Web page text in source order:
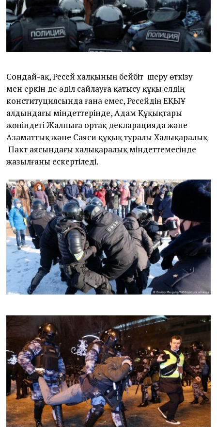
Сондай-ақ, Ресей халқының бейбіт шеру өткізу
мен еркін де әділ сайлауға қатысу құқы елдің
конституциясында ғана емес, Ресейдің ЕҚЫҰ
алдындағы міндеттерінде, Адам Құқықтары
жөніндегі Жалпыға ортақ декларацияда және
Азаматтық және Саяси құқық туралы Халықаралық
Пакт аясындағы халықаралық міндеттемесінде
жазылғаны ескертіледі.